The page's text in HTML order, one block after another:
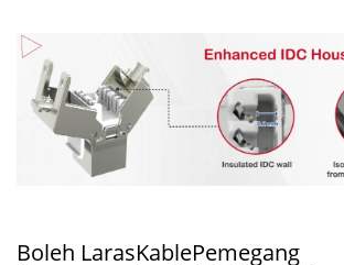
Boleh LarasKablePemegang